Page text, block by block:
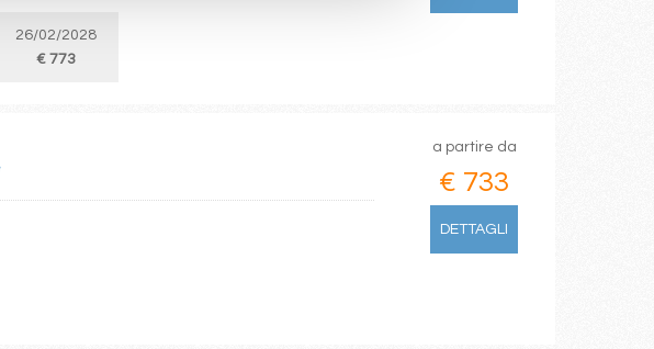
26/02/2028
€ 773
a partire da
€ 733
DETTAGLI